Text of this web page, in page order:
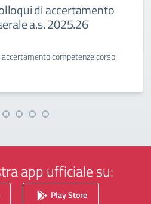
corso
Circolare
Esami
app ufficiale su:
Play Store